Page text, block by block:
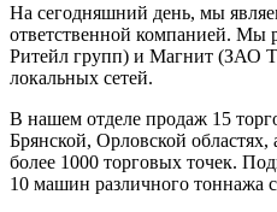
На сегодняшний день, мы
ответственной компанией. Мы
Ритейл групп) и Магнит (ЗАО
локальных сетей.
В нашем отделе продаж 15
Брянской, Орловской областях,
более 1000 торговых точек.
10 машин различного тоннажа